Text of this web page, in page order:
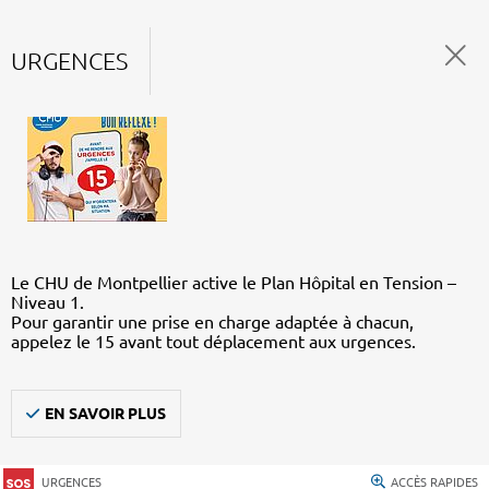
URGENCES
Le CHU de Montpellier active le Plan Hôpital en Tension –
Niveau 1.
Pour garantir une prise en charge adaptée à chacun,
appelez le 15 avant tout déplacement aux urgences.
EN SAVOIR PLUS
URGENCES ACCÈS RAPIDES